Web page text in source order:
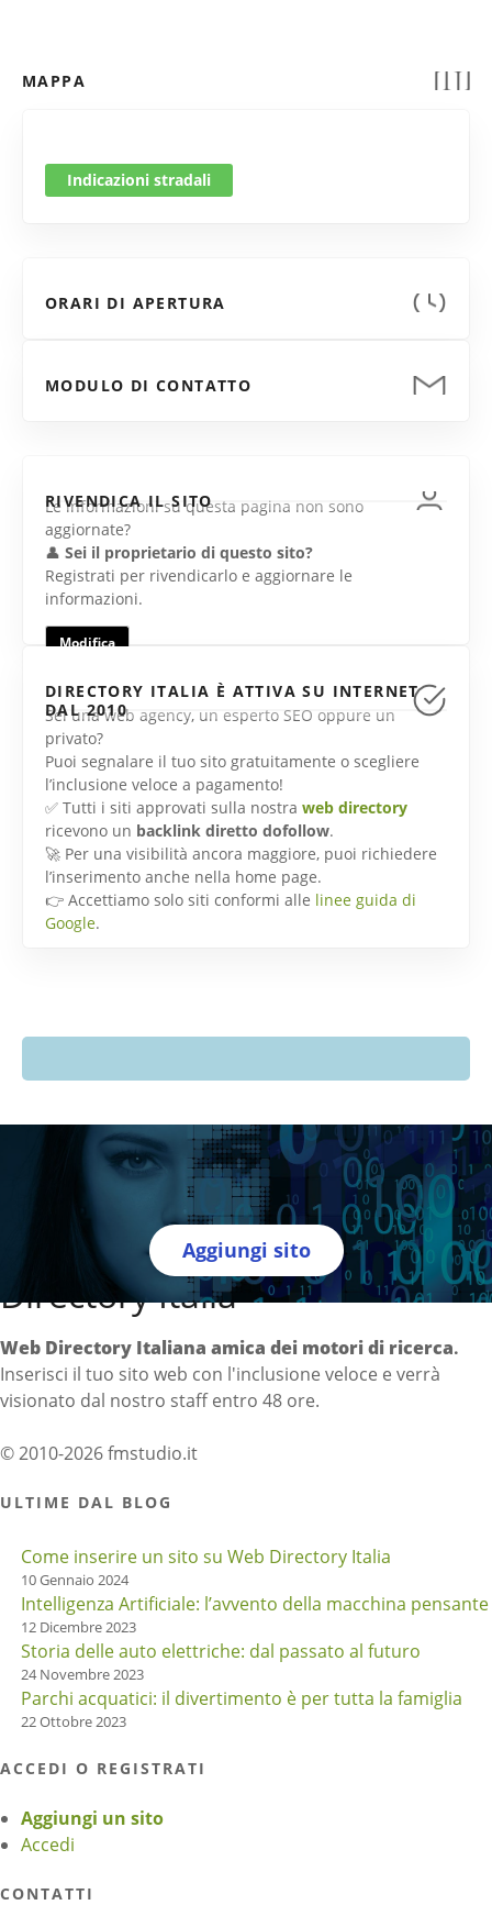
MAPPA
Indicazioni stradali
ORARI DI APERTURA
MODULO DI CONTATTO
RIVENDICA IL SITO
Le informazioni su questa pagina non sono
aggiornate?
👤 Sei il proprietario di questo sito?
Registrati per rivendicarlo e aggiornare le
informazioni.
Modifica
DIRECTORY ITALIA È ATTIVA SU INTERNET
DAL 2010
Sei una web agency, un esperto SEO oppure un
privato?
Puoi segnalare il tuo sito gratuitamente o scegliere
l’inclusione veloce a pagamento!
✅ Tutti i siti approvati sulla nostra web directory
ricevono un backlink diretto dofollow.
🚀 Per una visibilità ancora maggiore, puoi richiedere
l’inserimento anche nella home page.
👉 Accettiamo solo siti conformi alle linee guida di
Google.
Aggiungi sito
Directory Italia
Web Directory Italiana amica dei motori di ricerca.
Inserisci il tuo sito web con l'inclusione veloce e verrà
visionato dal nostro staff entro 48 ore.
© 2010-2026 fmstudio.it
ULTIME DAL BLOG
Come inserire un sito su Web Directory Italia
10 Gennaio 2024
Intelligenza Artificiale: l’avvento della macchina pensante
12 Dicembre 2023
Storia delle auto elettriche: dal passato al futuro
24 Novembre 2023
Parchi acquatici: il divertimento è per tutta la famiglia
22 Ottobre 2023
ACCEDI O REGISTRATI
Aggiungi un sito
Accedi
CONTATTI